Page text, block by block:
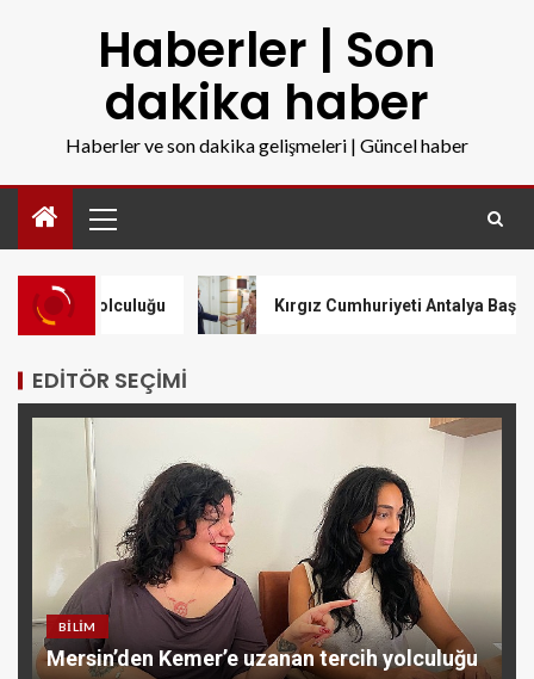
Haberler | Son
dakika haber
Haberler ve son dakika gelişmeleri | Güncel haber
Kırgız Cumhuriyeti Antalya Başkonsolosu
EDITÖR SEÇIMI
BILIM
Mersin’den Kemer’e uzanan tercih yolculuğu